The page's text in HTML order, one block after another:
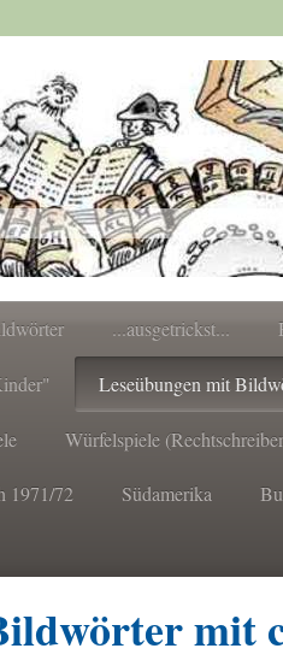
...ausgetrickst...
Leseübungen mit
Würfelspiele
1971/72 Südamerika
mit